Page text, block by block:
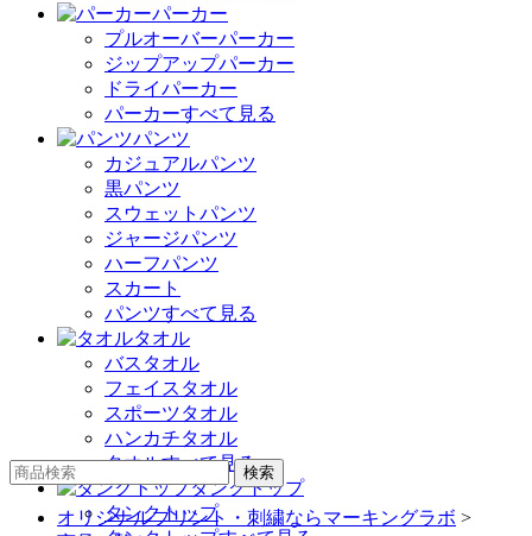
パーカー
プルオーバーパーカー
ジップアップパーカー
ドライパーカー
パーカーすべて見る
パンツ
カジュアルパンツ
黒パンツ
スウェットパンツ
ジャージパンツ
ハーフパンツ
スカート
パンツすべて見る
タオル
バスタオル
フェイスタオル
スポーツタオル
ハンカチタオル
タオルすべて見る
タンクトップ
タンクトップ
オリジナルプリント・刺繍ならマーキングラボ >